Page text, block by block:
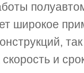
широкое
так
и